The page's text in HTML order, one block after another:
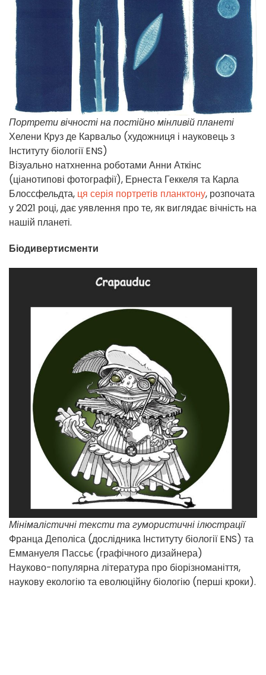
Портрети вічності на постійно мінливій планеті
Хелени Круз де Карвальо (художниця і науковець з
Інституту біології ENS)
Візуально натхненна роботами Анни Аткінс
(ціанотипові фотографії), Ернеста Геккеля та Карла
Блоссфельдта, ця серія портретів планктону, розпочата
у 2021 році, дає уявлення про те, як виглядає вічність на
нашій планеті.
Біодивертисменти
Мінімалістичні тексти та гумористичні ілюстрації
Франца Деполіса (дослідника Інституту біології ENS) та
Еммануеля Пассьє (графічного дизайнера)
Науково-популярна література про біорізноманіття,
наукову екологію та еволюційну біологію (перші кроки).